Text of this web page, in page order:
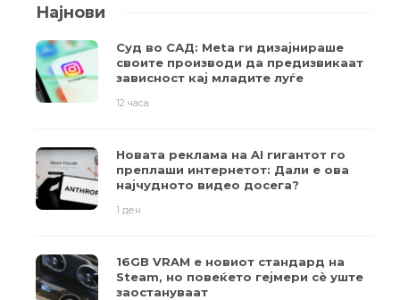
Најнови
Суд во САД: Meta ги дизајнираше
своите производи да предизвикаат
зависност кај младите луѓе
12 часа
Новата реклама на AI гигантот го
преплаши интернетот: Дали е ова
најчудното видео досега?
1 ден
16GB VRAM е новиот стандард на
Steam, но повеќето гејмери ​​сè уште
заостануваат